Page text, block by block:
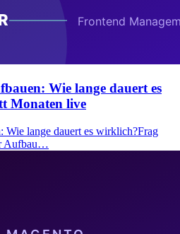
Wie lange dauert es
Monaten live
Wie lange dauert es wirklich?Frag
Aufbau…